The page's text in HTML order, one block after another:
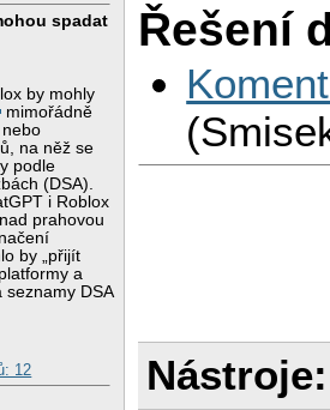
spadat
by mohly
mimořádně
na něž se
podle
(DSA).
i Roblox
prahovou
by „přijít
a
seznamy DSA
12
Řešení
Nástroje: